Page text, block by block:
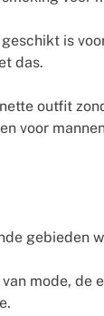
is
das.
outfit
voor
gebieden
mode, de